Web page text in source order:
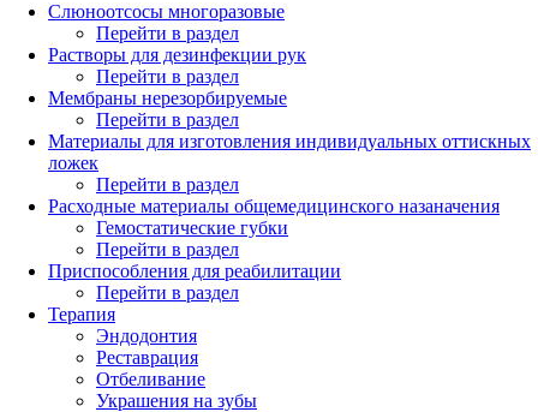
Слюноотсосы многоразовые
Перейти в раздел
Растворы для дезинфекции рук
Перейти в раздел
Мембраны нерезорбируемые
Перейти в раздел
Материалы для изготовления индивидуальных оттискных
ложек
Перейти в раздел
Расходные материалы общемедицинского назаначения
Гемостатические губки
Перейти в раздел
Приспособления для реабилитации
Перейти в раздел
Терапия
Эндодонтия
Реставрация
Отбеливание
Украшения на зубы